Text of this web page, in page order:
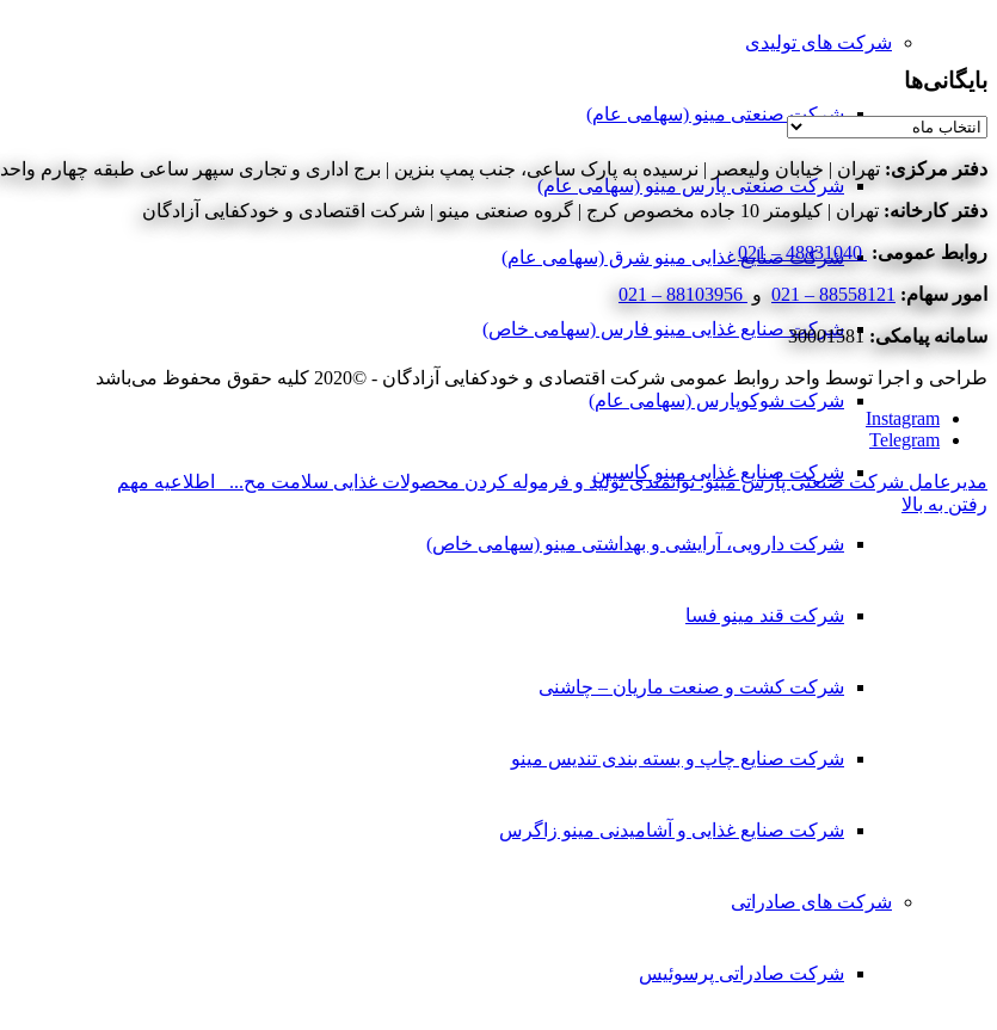
شرکت های تولیدی
شرکت صنعتی مینو (سهامی عام)
شرکت صنعتی پارس مینو (سهامی عام)
شرکت صنایع غذایی مینو شرق (سهامی عام)
شرکت صنایع غذایی مینو فارس (سهامی خاص)
شرکت شوکوپارس (سهامی عام)
شرکت صنایع غذایی مینو کاسپین
شرکت دارویی، آرایشی و بهداشتی مینو (سهامی خاص)
شرکت قند مینو فسا
شرکت کشت و صنعت ماریان – چاشنی
شرکت صنایع چاپ و بسته بندی تندیس مینو
شرکت صنایع غذایی و آشامیدنی مینو زاگرس
شرکت های صادراتی
شرکت صادراتی پرسوئیس
بایگانی‌ها
بایگانی‌ها
دفتر مرکزی: تهران | خیابان ولیعصر | نرسیده به پارک ساعی، جنب پمپ بنزین | برج اداری و تجاری سپهر ساعی طبقه چهارم واحد ۴۰۷
دفتر کارخانه: تهران | کیلومتر 10 جاده مخصوص کرج | گروه صنعتی مینو | شرکت اقتصادی و خودکفایی آزادگان
روابط عمومی: 48831040 – 021
امور سهام: 88558121 – 021 و
سامانه پیامکی:
طراحی و اجرا توسط واحد روابط عمومی شرکت اقتصادی و خودکفایی آزادگان - ©2020 کلیه حقوق محفوظ می‌باشد
Instagram
Telegram
مدیرعامل شرکت صنعتی پارس مینو: توانمندی تولید و فرموله کردن محصولات غذایی سلامت‌ مح...
اطلاعیه مهم
رفتن به بالا